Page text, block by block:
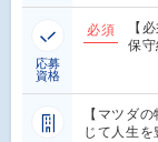
応募
資格
必須
【
保
【マツダ
じて人生